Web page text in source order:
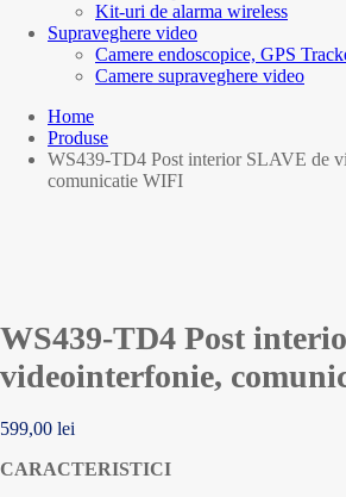
Kit-uri de alarma wireless
Supraveghere video
Camere endoscopice, GPS
Camere supraveghere video
Home
Produse
WS439-TD4 Post interior SLAVE de
comunicatie WIFI
WS439-TD4 Post
videointerfonie,
599,00 lei
CARACTERISTICI